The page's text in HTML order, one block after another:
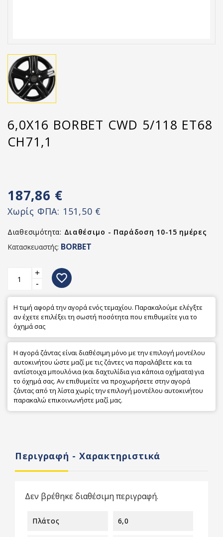
6,0X16 BORBET CWD 5/118 ET68
CH71,1
187,86 €
Χωρίς ΦΠΑ: 151,50 €
Διαθεσιμότητα: Διαθέσιμο - Παράδοση 10-15 ημέρες
Κατασκευαστής: BORBET
+
-
favorite_border
Η τιμή αφορά την αγορά ενός τεμαχίου. Παρακαλούμε ελέγξτε
αν έχετε επιλέξει τη σωστή ποσότητα που επιθυμείτε για το
όχημά σας
Η αγορά ζάντας είναι διαθέσιμη μόνο με την επιλογή μοντέλου
αυτοκινήτου ώστε μαζί με τις ζάντες να παραλάβετε και τα
αντίστοιχα μπουλόνια (και δαχτυλίδια για κάποια οχήματα) για
το όχημά σας. Αν επιθυμείτε να προχωρήσετε στην αγορά
ζάντας από τη λίστα χωρίς την επιλογή μοντέλου αυτοκινήτου
παρακαλώ επικοινωνήστε μαζί μας.
Περιγραφή - Χαρακτηριστικά
Δεν βρέθηκε διαθέσιμη περιγραφή.
Πλάτος 6,0